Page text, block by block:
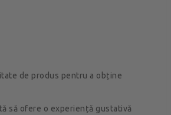
de produs pentru a obține
să ofere o experiență gustativă